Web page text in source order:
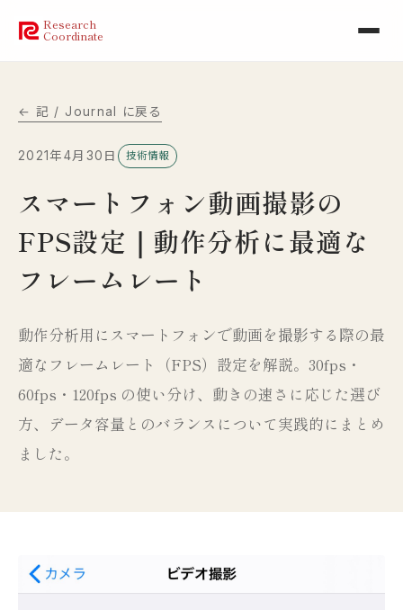
Research
Coordinate
← 記 / Journal に戻る
2021年4月30日 技術情報
スマートフォン動画撮影の
FPS設定｜動作分析に最適な
フレームレート
動作分析用にスマートフォンで動画を撮影する際の最
適なフレームレート（FPS）設定を解説。30fps・
60fps・120fps の使い分け、動きの速さに応じた選び
方、データ容量とのバランスについて実践的にまとめ
ました。